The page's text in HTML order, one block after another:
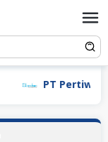
PT Pertiwi